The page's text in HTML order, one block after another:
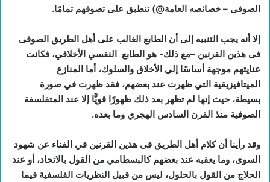
الصوفى – خصائصه العامة@) تنطبق على تصوفهم تمامًا.
إلا أنه يجب التنبيه إلى أن الطابع الغالب على أهل الطريق الصوفى
فى هذين القرنين –مع ذلك- هو الطابع النفسي الأخلاقي، فكانت
عنايتهم موجهة أساسًا إلى الأخلاق والسلوك، أما المنازع
الميتافيزيقية التي ظهرت عند بعضهم، فقد ظهرت في صورة
بسيطة، حيث إنها لم تظهر بعد ذلك ظهورًا قويًّا إلا عند المتفلسفة
الصوفية منذ القرن السادس الهجري وما بعده.
وقد رأينا أن كلام أهل الطريق فى هذين القرنين في الفناء عن شهود
السوى، وما يعقبه عند بعضهم كالبسطامي من القول بالاتحاد، أو عند
الحلاج من القول بالحلول، ليس من قبيل النظريات الفلسفية فيما